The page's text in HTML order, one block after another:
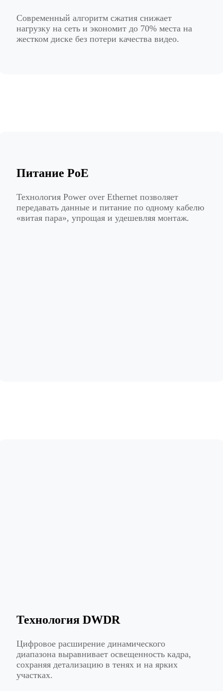
Современный алгоритм сжатия снижает
нагрузку на сеть и экономит до 70% места на
жестком диске без потери качества видео.
Питание PoE
Технология Power over Ethernet позволяет
передавать данные и питание по одному кабелю
«витая пара», упрощая и удешевляя монтаж.
Технология DWDR
Цифровое расширение динамического
диапазона выравнивает освещенность кадра,
сохраняя детализацию в тенях и на ярких
участках.